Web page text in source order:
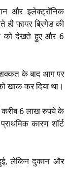
और इलेक्ट्रॉनिक
फायर ब्रिगेड की
को देखते हुए और 6
के बाद आग पर
खाक कर दिया था।
करीब 6 लाख रुपये के
कारण शॉर्ट
लेकिन दुकान और